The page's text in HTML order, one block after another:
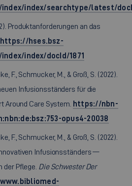
index/index/searchtype/latest/
Produktanforderungen an das
https://hses.bsz-
index/docId/1871
F., Schmucker, M., & Groß, S. (2022).
Infusionsständers für die
Around Care System. https://nbn-
opus4-20038
F., Schmucker, M., & Groß, S. (2022).
Infusionsständers —
der Pflege. Die Schwester Der